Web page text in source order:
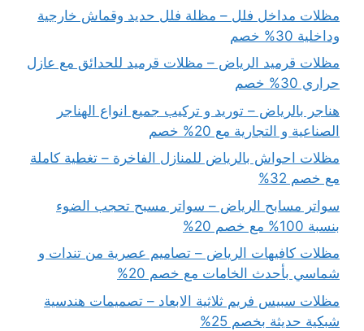
مظلات مداخل فلل – مظلة فلل حديد وقماش خارجية
وداخلية 30% خصم
مظلات قرميد الرياض – مظلات قرميد للحدائق مع عازل
حراري 30% خصم
هناجر بالرياض – توريد و تركيب جميع انواع الهناجر
الصناعية و التجارية مع 20% خصم
مظلات احواش بالرياض للمنازل الفاخرة – تغطية كاملة
مع خصم 32%
سواتر مسابح الرياض – سواتر مسبح تحجب الضوء
بنسبة 100% مع خصم 20%
مظلات كافيهات الرياض – تصاميم عصرية من تندات و
شماسي بأحدث الخامات مع خصم 20%
مظلات سبيس فريم ثلاثية الابعاد – تصميمات هندسية
شبكية حديثة بخصم 25%